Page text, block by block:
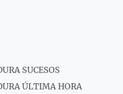
SUCESOS
ÚLTIMA HORA